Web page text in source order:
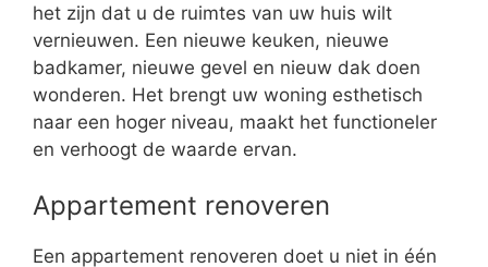
het zijn dat u de ruimtes van uw huis wilt
vernieuwen. Een nieuwe keuken, nieuwe
badkamer, nieuwe gevel en nieuw dak doen
wonderen. Het brengt uw woning esthetisch
naar een hoger niveau, maakt het functioneler
en verhoogt de waarde ervan.
Appartement renoveren
Een appartement renoveren doet u niet in één